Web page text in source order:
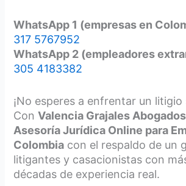
WhatsApp 1 (empresas en
317 5767952
WhatsApp 2 (empleadores
305 4183382
¡No esperes a enfrentar un litigio
ConValencia Grajales Abogados
Asesoría Jurídica Online para
Colombia con el respaldo de un
litigantes y casacionistas con
décadas de experiencia real.